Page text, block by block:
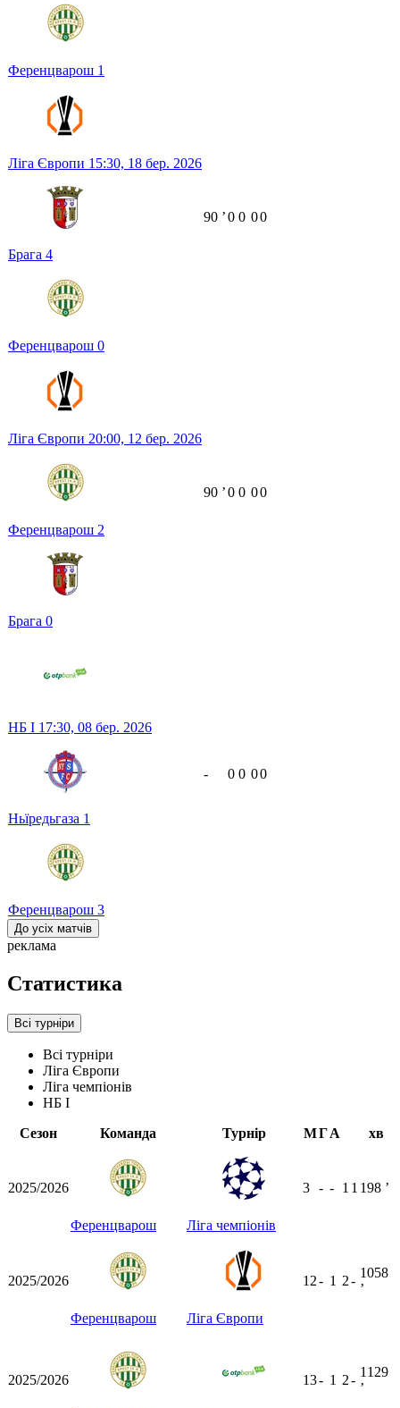
Ференцварош 1
Ліга Європи 15:30, 18 бер. 2026
Брага 4
Ференцварош 0
90 ʼ0 0 00
Ліга Європи 20:00, 12 бер. 2026
Ференцварош 2
Брага 0
90 ʼ0 0 00
НБ I 17:30, 08 бер. 2026
Ньїредьгаза 1
Ференцварош 3
- 0 0 00
До усіх матчів
реклама
Статистика
Всі турніри
Всі турніри
Ліга Європи
Ліга чемпіонів
НБ I
Сезон
Команда Турнір МГА хв
2025/2026
Ференцварош Ліга чемпіонів
3 - - 1 1 198 ʼ
2025/2026
Ференцварош Ліга Європи
12- 1 2-
1058
ʼ
2025/2026 13- 1 2-
1129
ʼ